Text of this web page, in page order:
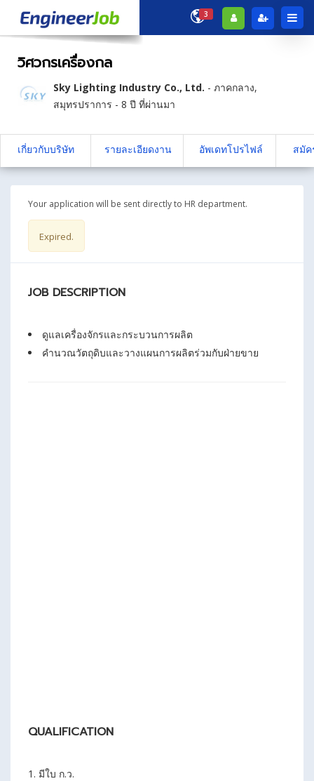
3
วิศวกรเครื่องกล
Sky Lighting Industry Co., Ltd. - ภาคกลาง,
สมุทรปราการ - 8 ปี ที่ผ่านมา
เกี่ยวกับบริษัท รายละเอียดงาน อัพเดทโปรไฟล์ สมัค
Your application will be sent directly to HR department.
Expired.
JOB DESCRIPTION
ดูแลเครื่องจักรและกระบวนการผลิต
คำนวณวัตถุดิบและวางแผนการผลิตร่วมกับฝ่ายขาย
QUALIFICATION
มีใบ ก.ว.